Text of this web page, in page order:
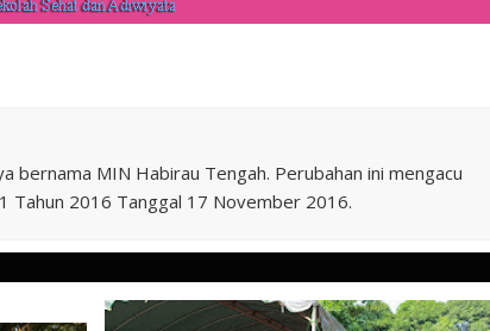
bernama MIN Habirau Tengah. Perubahan ini mengacu
Tahun 2016 Tanggal 17 November 2016.